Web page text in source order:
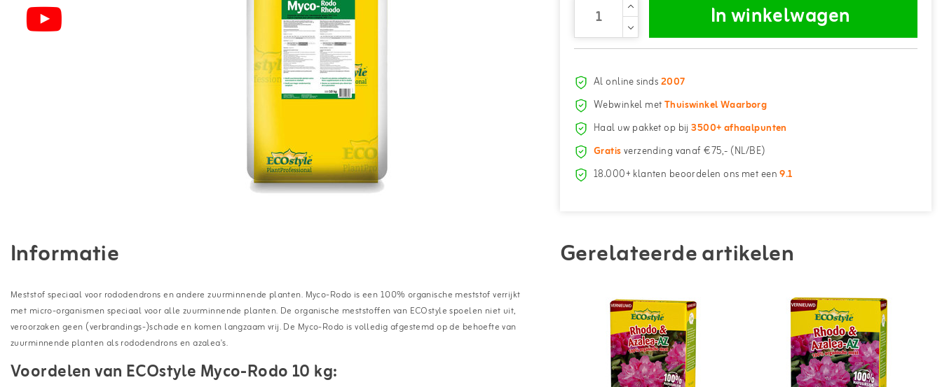
In winkelwagen
Al online sinds2007
Webwinkel metThuiswinkel Waarborg
Haal uw pakket op bij3500+ afhaalpunten
Gratisverzending vanaf €75,- (NL/BE)
18.000+ klanten beoordelen ons met een9.1
Informatie
Meststof speciaal voor rododendrons en andere zuurminnende planten. Myco-Rodo is een 100% organische meststof verrijkt
met micro-organismen speciaal voor alle zuurminnende planten. De organische meststoffen van ECOstyle spoelen niet uit,
veroorzaken geen (verbrandings-)schade en komen langzaam vrij. De Myco-Rodo is volledig afgestemd op de behoefte van
zuurminnende planten als rododendrons en azalea's.
Voordelen van ECOstyle Myco-Rodo 10 kg:
Gerelateerde artikelen